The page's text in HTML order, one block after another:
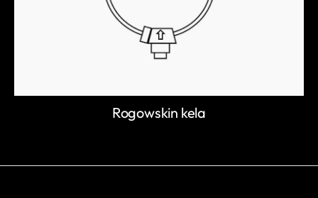
Rogowskin kela